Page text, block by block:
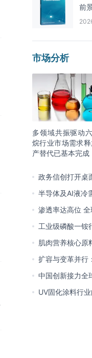
前
市场分析
多领域共振驱动
烷行业市场需求
产替代已基本完成
政务信创打开桌
塑竞争逻辑 中
半导体及AI液冷
化液行业主流
渗透率达高位
未来将向集成化
工业级磷酸一铵
转移 产业链一体
肌肉营养核心
市场 龙头构筑
扩容与变革并行
群体更新，内容
中国创新接力全
CDK4/6与BTK
UV固化涂料行